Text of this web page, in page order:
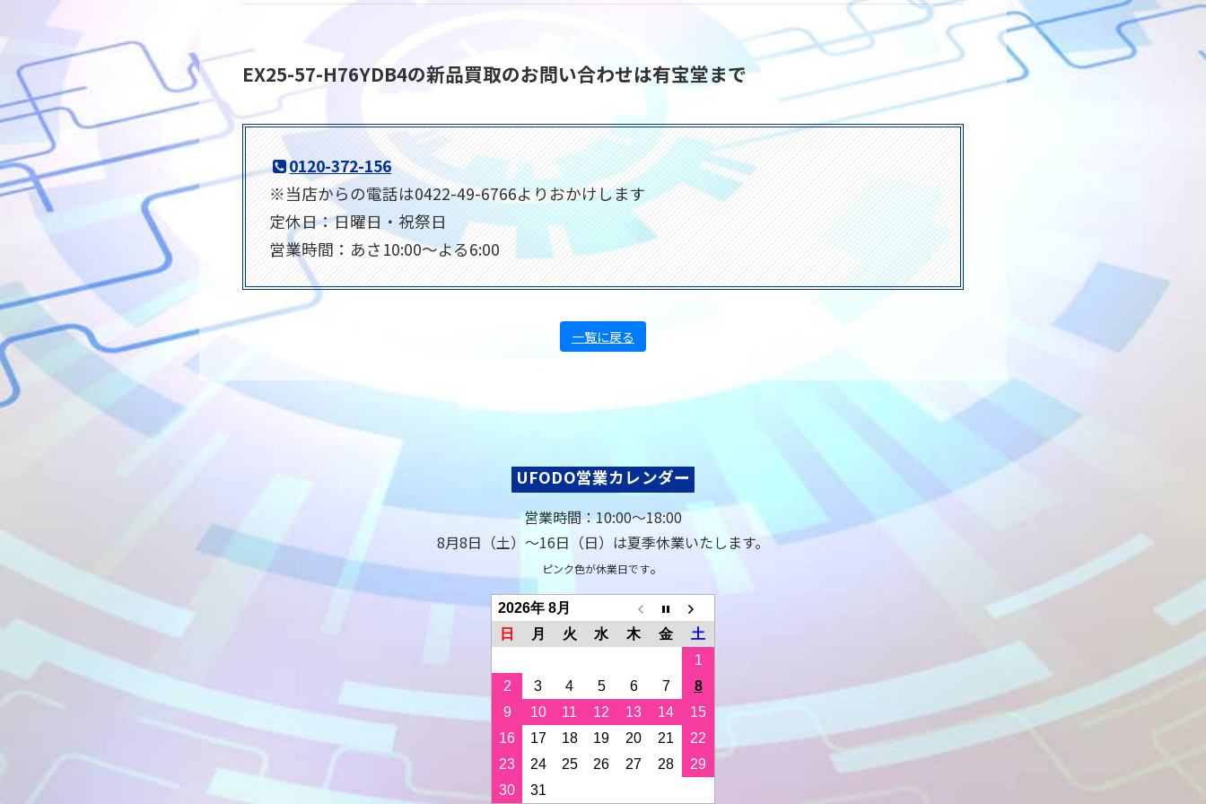
EX25-57-H76YDB4の新品買取のお問い合わせは有宝堂まで
0120-372-156
※当店からの電話は0422-49-6766よりおかけします
定休日：日曜日・祝祭日
営業時間：あさ10:00〜よる6:00
一覧に戻る
UFODO営業カレンダー
営業時間：10:00〜18:00
8月8日（土）〜16日（日）は夏季休業いたします。
ピンク色が休業日です。
2026年 8月
日
月 火 水 木 金
土
1
2
3 4 5 6 7
8
9
10 11 12 13 14
15
16
17 18 19 20 21
22
23
24 25 26 27 28
29
30
31